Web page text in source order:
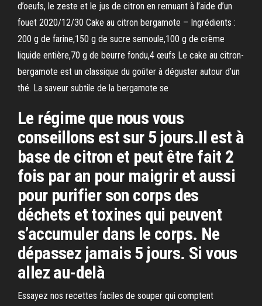
d’oeufs, le zeste et le jus de citron en remuant à l’aide d’un
fouet 2020/12/30 Cake au citron bergamote – Ingrédients :
200 g de farine,150 g de sucre semoule,100 g de crème
liquide entière,70 g de beurre fondu,4 œufs Le cake au citron-
bergamote est un classique du goûter à déguster autour d’un
thé. La saveur subtile de la bergamote se
Le régime que nous vous
conseillons est sur 5 jours.Il est à
base de citron et peut être fait 2
fois par an pour maigrir et aussi
pour purifier son corps des
déchets et toxines qui peuvent
s’accumuler dans le corps. Ne
dépassez jamais 5 jours. Si vous
allez au-delà
Essayez nos recettes faciles de souper qui comptent